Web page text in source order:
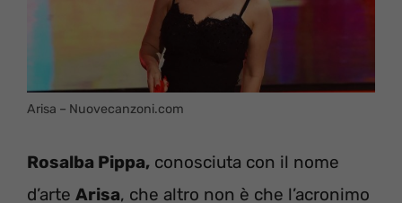
Arisa – Nuovecanzoni.com
Rosalba Pippa, conosciuta con il nome
d’arte Arisa, che altro non è che l’acronimo